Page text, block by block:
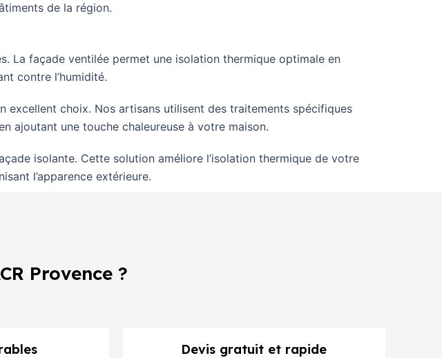
de la région.
La façade ventilée permet une isolation thermique optimale en
contre l’humidité.
excellent choix. Nos artisans utilisent des traitements spécifiques
ajoutant une touche chaleureuse à votre maison.
isolante. Cette solution améliore l’isolation thermique de votre
l’apparence extérieure.
Provence ?
Devis gratuit et rapide